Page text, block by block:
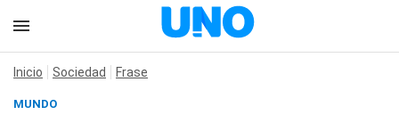
Inicio Sociedad Frase
MUNDO